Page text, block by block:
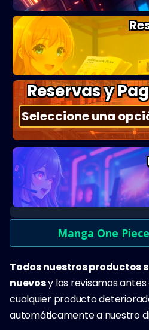
Reservas y
Manga One
Todos nuestros productos
nuevosy los revisamos
cualquier producto
automáticamente a nuestro